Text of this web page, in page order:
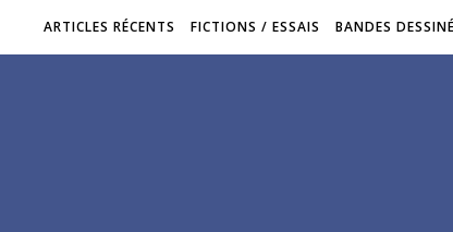
ARTICLES RÉCENTS FICTIONS / ESSAIS BANDES